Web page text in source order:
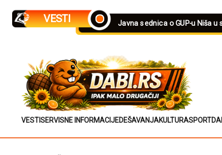
VESTI Javna sednica o GUP-u Niša
VESTISERVISNE INFORMACIJEDEŠAVANJAKULTURASPORT